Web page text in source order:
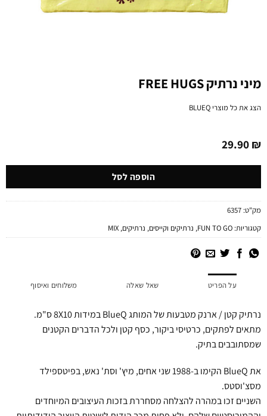
מיני נרתיק FREE HUGS
הצג את כל מוצריBLUEQ
29.90₪
הוספה לסל
מק"ט:6357
קטגוריות:FUN TO GO
,נרתיקים וקייסים,נרתיקים,
MIX
על הפריט שאל שאלה משלוחים ואיסוף
נרתיק קטן / ארנק מטבעות של המותג BlueQ במידות 8X10 ס"מ.
מתאים לפתקים, כרטיסי ביקור, כסף קטן ולכל הדברים הקטנים
שמסתובבים בתיק.
את BlueQ הקימו ב-1988 שני אחים, מיץ' וסת' נאש, בפיטספילד
מסצ'וסטס.
השניים זכו במהרה להצלחה מסחררת בזכות העיצובים המיוחדים